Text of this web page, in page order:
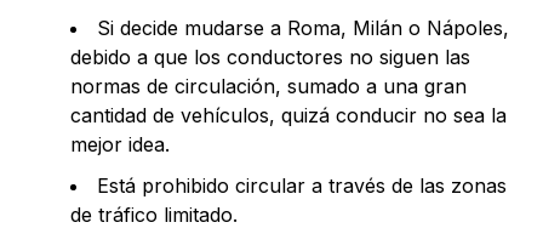
Si decide mudarse a Roma, Milán o Nápoles,
debido a que los conductores no siguen las
normas de circulación, sumado a una gran
cantidad de vehículos, quizá conducir no sea la
mejor idea.
Está prohibido circular a través de las zonas
de tráfico limitado.